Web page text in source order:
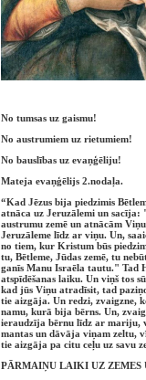
No tumsas uz gaismu!
No austrumiem uz rietumiem!
No bauslības uz evaņģēliju!
Mateja evaņģēlijs 2.nodaļa.
“Kad Jēzus bija piedzimis
atnāca uz Jeruzālemi un sacīja:
austrumu zemē un atnācām
Jeruzāleme līdz ar viņu. Un,
no tiem, kur Kristum būs
tu, Bētleme, Jūdas zemē, tu
ganīs Manu Israēla tautu." Tad
atspīdēšanas laiku. Un viņš tos
kad jūs Viņu atradīsit, tad
tie aizgāja. Un redzi, zvaigzne,
namu, kurā bija bērns. Un,
ieraudzīja bērnu līdz ar mariju,
mantas un dāvāja viņam zeltu,
tie aizgāja pa citu ceļu uz savu
PĀRMAIŅU LAIKI UZ ZEMES